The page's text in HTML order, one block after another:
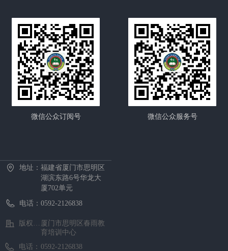
微信公众订阅号 微信公众服务号
地址： 福建省厦门市思明区
湖滨东路6号华龙大
厦702单元
电话： 0592-2126838
版权所有 ©
厦门市思明区春雨教
育培训中心
电话： 0592-2126838